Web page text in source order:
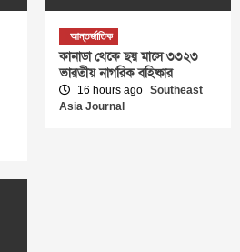
আন্তর্জাতিক
কানাডা থেকে ছয় মাসে ৩৩২৩
ভারতীয় নাগরিক বহিষ্কার
16 hours ago Southeast
Asia Journal